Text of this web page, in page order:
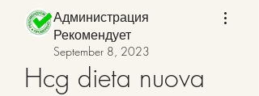
Администрация
Рекомендует
September 8, 2023
Hcg dieta nuova